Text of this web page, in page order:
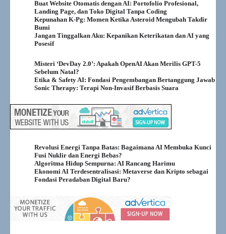
Buat Website Otomatis dengan AI: Portofolio Profesional,
Landing Page, dan Toko Digital Tanpa Coding
Kepunahan K-Pg: Momen Ketika Asteroid Mengubah Takdir
Bumi
Jangan Tinggalkan Aku: Kepanikan Keterikatan dan AI yang
Posesif
Misteri ‘DevDay 2.0’: Apakah OpenAI Akan Merilis GPT-5
Sebelum Natal?
Etika & Safety AI: Fondasi Pengembangan Bertanggung Jawab
Sonic Therapy: Terapi Non-Invasif Berbasis Suara
Revolusi Energi Tanpa Batas: Bagaimana AI Membuka Kunci
Fusi Nuklir dan Energi Bebas?
Algoritma Hidup Sempurna: AI Rancang Harimu
Ekonomi AI Terdesentralisasi: Metaverse dan Kripto sebagai
Fondasi Peradaban Digital Baru?